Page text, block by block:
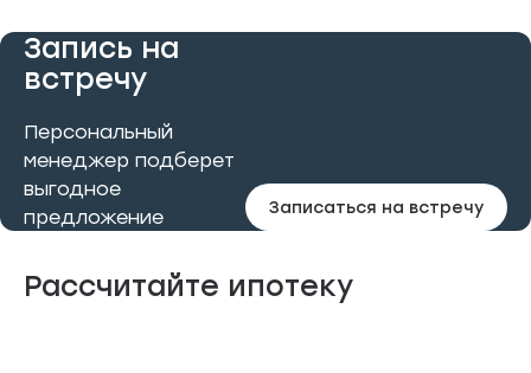
Запись на
встречу
Персональный
менеджер подберет
выгодное
предложение
Записаться на встречу
Рассчитайте ипотеку